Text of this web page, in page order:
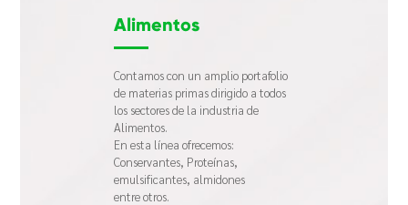
Alimentos
Contamos con un amplio portafolio
de materias primas dirigido a todos
los sectores de la industria de
Alimentos.
En esta línea ofrecemos:
Conservantes, Proteínas,
emulsificantes, almidones
entre otros.